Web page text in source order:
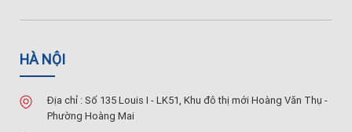
HÀ NỘI
Địa chỉ : Số 135 Louis I - LK51, Khu đô thị mới Hoàng Văn Thụ -
Phường Hoàng Mai